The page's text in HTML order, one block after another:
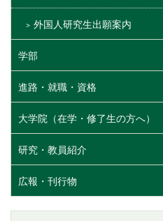
外国人研究生出願案内
学部
進路・就職・資格
大学院（在学・修了生の方へ）
研究・教員紹介
広報・刊行物